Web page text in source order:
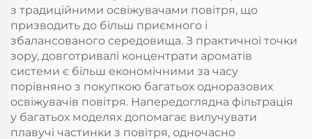
з традиційними освіжувачами повітря, що
призводить до більш приємного і
збалансованого середовища. З практичної точки
зору, довготривалі концентрати ароматів
системи є більш економічними за часу
порівняно з покупкою багатьох одноразових
освіжувачів повітря. Напередоглядна фільтрація
у багатьох моделях допомагає вилучувати
плавучі частинки з повітря, одночасно